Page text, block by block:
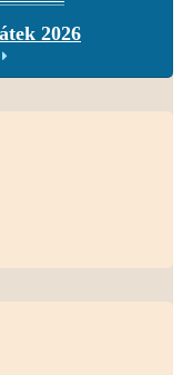
2026